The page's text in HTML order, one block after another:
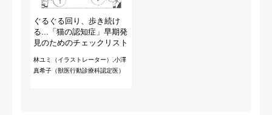
ぐるぐる回り、歩き続け
る...「猫の認知症」早期発
見のためのチェックリスト
林ユミ（イラストレーター）,小澤
真希子（獣医行動診療科認定医）